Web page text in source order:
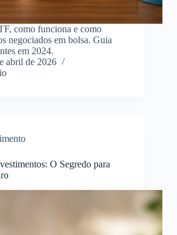
como funciona e como
negociados em bolsa. Guia
em 2024.
abril de 2026
O Segredo para